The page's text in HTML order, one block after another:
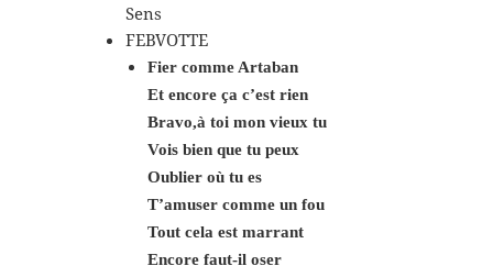
Sens
FEBVOTTE
Fier comme Artaban
Et encore ça c’est rien
Bravo,à toi mon vieux tu
Vois bien que tu peux
Oublier où tu es
T’amuser comme un fou
Tout cela est marrant
Encore faut-il oser